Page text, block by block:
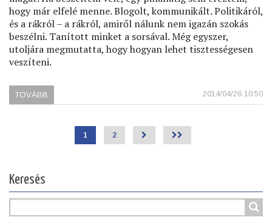
hogy már elfelé menne. Blogolt, kommunikált. Politikáról,
és a rákról – a rákról, amiről nálunk nem igazán szokás
beszélni. Tanított minket a sorsával. Még egyszer,
utoljára megmutatta, hogy hogyan lehet tisztességesen
veszíteni.
2014/04/26 10:50
TOVÁBB
Jelenlegi
oldal
1 Page
2 > >>
Keresés